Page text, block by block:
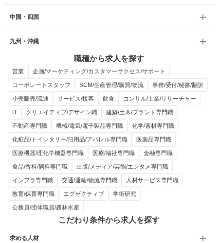
中国・四国
九州・沖縄
職種から求人を探す
営業
企画/マーケティング/カスタマーサクセス/サポート
コーポレートスタッフ
SCM/生産管理/購買/物流
事務/受付/秘書/翻訳
小売販売/流通
サービス/接客 飲食
コンサル/士業/リサーチャー
IT
クリエイティブ/デザイン職
建築/土木/プラント専門職
不動産専門職
機械/電気/電子製品専門職
化学/素材専門職
化粧品/トイレタリー/日用品/アパレル専門職
医薬品専門職
医療機器/理化学機器専門職
医療/福祉専門職
金融専門職
食品/香料/飼料専門職
出版/メディア/芸能/エンタメ専門職
インフラ専門職
交通/運輸/物流専門職
人材サービス専門職
教育/保育専門職
エグゼクティブ
学術研究
公務員/団体職員/農林水産
こだわり条件から求人を探す
求める人材